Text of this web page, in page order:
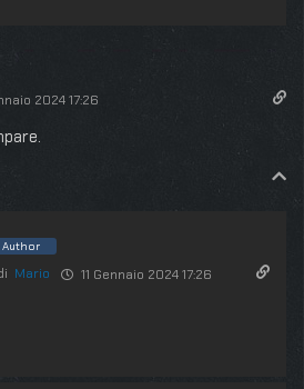
2024 17:26
Author
Mario 11 Gennaio 2024 17:26